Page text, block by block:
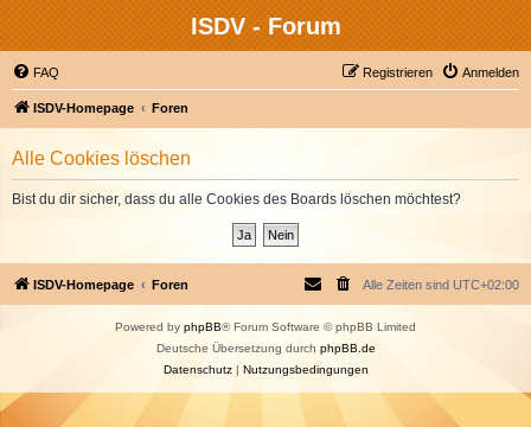
ISDV - Forum
FAQ Anmelden
Registrieren
ISDV-Homepage Foren
Alle Cookies löschen
Bist du dir sicher, dass du alle Cookies des Boards löschen möchtest?
ISDV-Homepage Foren Alle Zeiten sind UTC+02:00
Powered by phpBB® Forum Software © phpBB Limited
Deutsche Übersetzung durch phpBB.de
Datenschutz| Nutzungsbedingungen